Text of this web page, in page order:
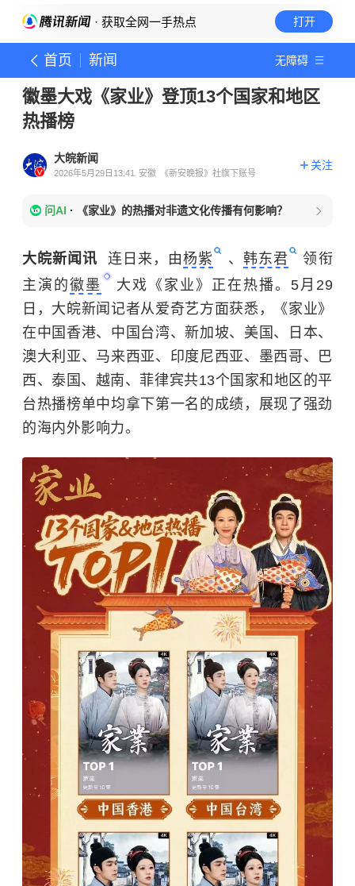
· 获取全网一手热点 打开
首页 新闻 无障碍
徽墨大戏《家业》登顶13个国家和地区
热播榜
大皖新闻
2026年5月29日13:41 安徽 《新安晚报》社旗下账号
关注
问AI · 《家业》的热播对非遗文化传播有何影响？
大皖新闻讯 连日来，由杨紫 、 韩东君
领衔
主演的徽墨
大戏《家业》正在热播。5月29
日，大皖新闻记者从爱奇艺方面获悉，《家业》
在中国香港、中国台湾、新加坡、美国、日本、
澳大利亚、马来西亚、印度尼西亚、墨西哥、巴
西、泰国、越南、菲律宾共13个国家和地区的平
台热播榜单中均拿下第一名的成绩，展现了强劲
的海内外影响力。